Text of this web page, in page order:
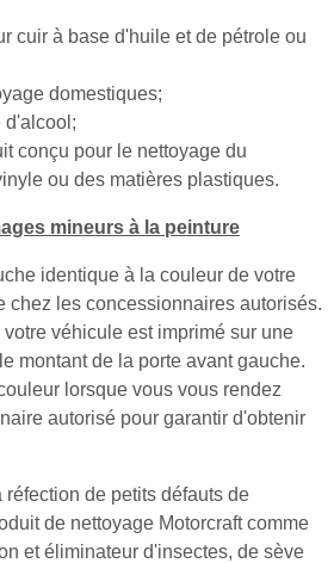
cuir à base d'huile et de pétrole ou
domestiques;
d'alcool;
conçu pour le nettoyage du
ou des matières plastiques.
mineurs à la peinture
identique à la couleur de votre
chez les concessionnaires autorisés.
véhicule est imprimé sur une
montant de la porte avant gauche.
lorsque vous vous rendez
autorisé pour garantir d'obtenir
de petits défauts de
de nettoyage Motorcraft comme
et éliminateur d'insectes, de sève